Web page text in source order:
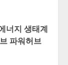
너지 생태계
파워허브